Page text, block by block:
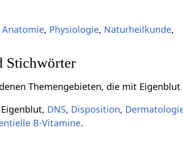
Anatomie, Physiologie, Naturheilkunde,
Stichwörter
Themengebieten, die mit
DNS, Disposition,
B-Vitamine.